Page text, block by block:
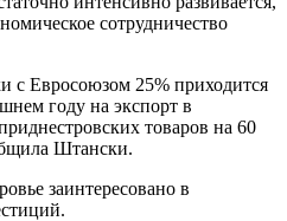
сотрудничество
с Евросоюзом 25% приходится
году на экспорт в
товаров на 60
Штански.
заинтересовано в